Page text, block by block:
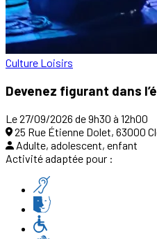
Culture Loisirs
Devenez figurant dans
Le 27/09/2026 de 9h30 à 12h00
25 Rue Étienne Dolet, 63000
Adulte, adolescent, enfant
Activité adaptée pour :